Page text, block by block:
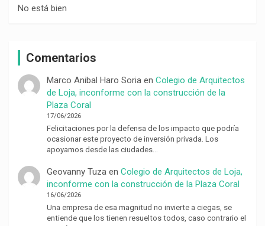
No está bien
Comentarios
Marco Anibal Haro Soriaen Colegio de Arquitectos
de Loja, inconforme con la construcción de la
Plaza Coral
17/06/2026
Felicitaciones por la defensa de los impacto que podría
ocasionar este proyecto de inversión privada. Los
apoyamos desde las ciudades…
Geovanny Tuzaen Colegio de Arquitectos de Loja,
inconforme con la construcción de la Plaza Coral
16/06/2026
Una empresa de esa magnitud no invierte a ciegas, se
entiende que los tienen resueltos todos, caso contrario el